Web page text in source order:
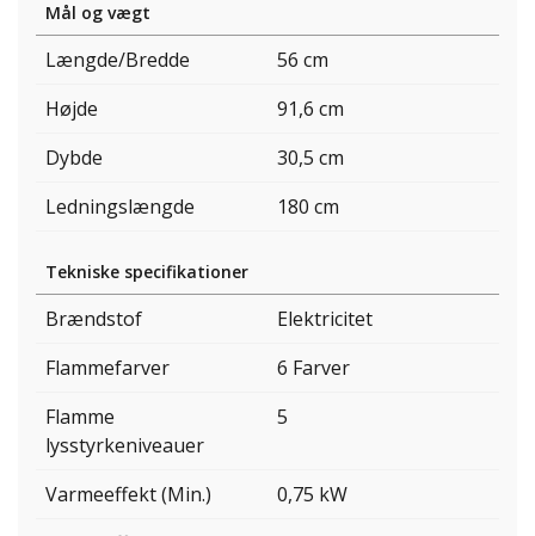
Mål og vægt
Længde/Bredde
56 cm
Højde
91,6 cm
Dybde
30,5 cm
Ledningslængde
180 cm
Tekniske specifikationer
Brændstof
Elektricitet
Flammefarver
6 Farver
Flamme
lysstyrkeniveauer
5
Varmeeffekt (Min.)
0,75 kW